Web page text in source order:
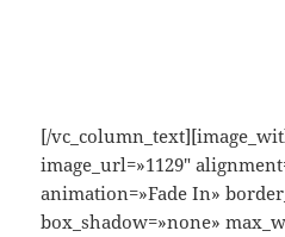
[/
image_url=»1129″
animation=»Fade In»
box_shadow=»none»